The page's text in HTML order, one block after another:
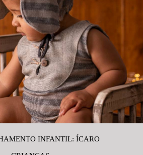
INFANTIL: ÍCARO